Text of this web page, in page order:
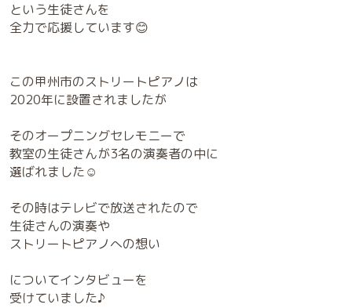
という生徒さんを
全力で応援しています😊
この甲州市のストリートピアノは
2020年に設置されましたが
そのオープニングセレモニーで
教室の生徒さんが3名の演奏者の中に
選ばれました☺️
その時はテレビで放送されたので
生徒さんの演奏や
ストリートピアノへの想い
についてインタビューを
受けていました♪